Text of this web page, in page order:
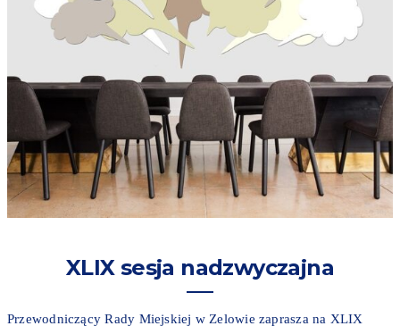
XLIX sesja nadzwyczajna
Przewodniczący Rady Miejskiej w Zelowie zaprasza na XLIX